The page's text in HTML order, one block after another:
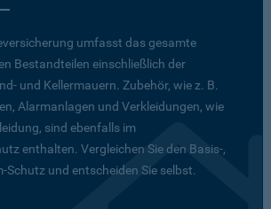
umfasst das gesamte
Bestandteilen einschließlich der
und Kellermauern. Zubehör, wie z. B.
Alarmanlagen und Verkleidungen, wie
sind ebenfalls im
enthalten. Vergleichen Sie den Basis-,
Schutz und entscheiden Sie selbst.